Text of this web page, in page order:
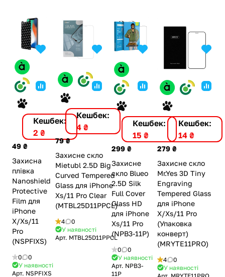
Кешбек:
2 ₴
49 ₴
Захисна
плівка
Nanoshield
Protective
Film для
iPhone
X/Xs/11
Pro
(NSPFIXS)
0
0
У наявності
Арт. NSPFIXS
Кешбек:
4 ₴
79 ₴
Захисне скло
Mietubl 2.5D Big
Curved Tempered
Glass для iPhone
Xs/11 Pro Clear
(MTBL25D11PPCL)
4
0
У наявності
Арт. MTBL25D11PPCL
Кешбек:
15 ₴
299 ₴
Захисне
скло Blueo
2.5D Silk
Full Cover
Glass HD
для iPhone
Xs/11 Pro
(NPB3-11P)
0
0
У наявності
Арт. NPB3-
11P
Кешбек:
14 ₴
279 ₴
Захисне скло
Mr.Yes 3D Tiny
Engraving
Tempered Glass
для iPhone
X/Xs/11 Pro
(Упаковка
конверт)
(MRYTE11PRO)
4
0
У наявності